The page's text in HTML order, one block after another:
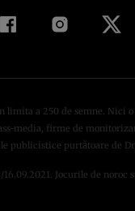
limita a 250 de semne. Nici
media, firme de
publicistice purtătoare de
16.09.2021. Jocurile de